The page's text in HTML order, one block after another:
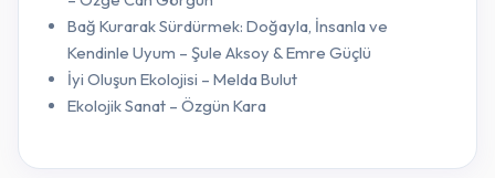
Bağ Kurarak Sürdürmek: Doğayla, İnsanla ve
Kendinle Uyum – Şule Aksoy & Emre Güçlü
İyi Oluşun Ekolojisi – Melda Bulut
Ekolojik Sanat – Özgün Kara